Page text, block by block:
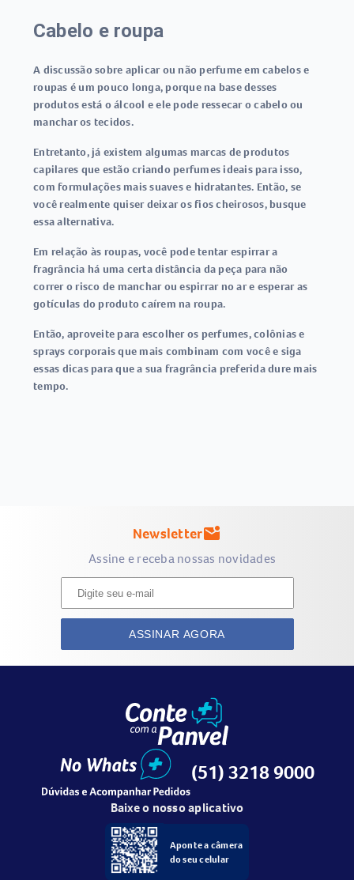
Cabelo e roupa
A discussão sobre aplicar ou não perfume em cabelos e
roupas é um pouco longa, porque na base desses
produtos está o álcool e ele pode ressecar o cabelo ou
manchar os tecidos.
Entretanto, já existem algumas marcas de produtos
capilares que estão criando perfumes ideais para isso,
com formulações mais suaves e hidratantes. Então, se
você realmente quiser deixar os fios cheirosos, busque
essa alternativa.
Em relação às roupas, você pode tentar espirrar a
fragrância há uma certa distância da peça para não
correr o risco de manchar ou espirrar no ar e esperar as
gotículas do produto caírem na roupa.
Então, aproveite para escolher os perfumes, colônias e
sprays corporais que mais combinam com você e siga
essas dicas para que a sua fragrância preferida dure mais
tempo.
Newslettermark_email_unread
Assine e receba nossas novidades
ASSINAR AGORA
(51) 3218 9000
Baixe o nosso aplicativo
Aponte a câmera
do seu celular